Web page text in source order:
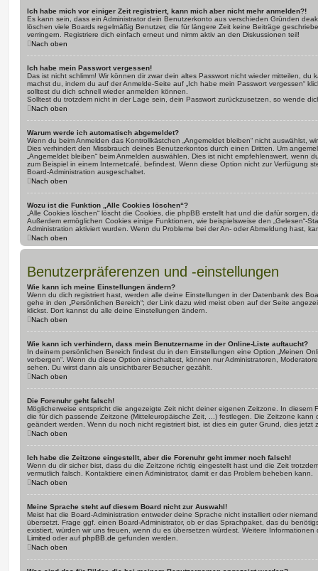
Ich habe mich vor einiger Zeit registriert, kann mich aber nicht mehr anmelden?!
Es kann sein, dass ein Administrator dein Benutzerkonto aus verschieden Gründen
löschen viele Boards regelmäßig Benutzer, die für längere Zeit keine Beiträge
verringern. Registriere dich einfach erneut und nimm aktiv an den Diskussionen teil!
Nach oben
Ich habe mein Passwort vergessen!
Das ist nicht schlimm! Wir können dir zwar dein altes Passwort nicht wieder mitteilen, du
machst du, indem du auf der Anmelde-Seite auf „Ich habe mein Passwort vergessen“
solltest du dich schnell wieder anmelden können.
Solltest du trotzdem nicht in der Lage sein, dein Passwort zurückzusetzen, so wende
Nach oben
Warum werde ich automatisch abgemeldet?
Wenn du beim Anmelden das Kontrollkästchen „Angemeldet bleiben“ nicht auswählst,
Dies verhindert den Missbrauch deines Benutzerkontos durch einen Dritten. Um
„Angemeldet bleiben“ beim Anmelden auswählen. Dies ist nicht empfehlenswert, wenn
zum Beispiel in einem Internetcafé, befindest. Wenn diese Option nicht zur Verfügung
Board-Administration ausgeschaltet.
Nach oben
Wozu ist die Funktion „Alle Cookies löschen“?
„Alle Cookies löschen“ löscht die Cookies, die phpBB erstellt hat und die dafür sorgen,
Außerdem ermöglichen Cookies einige Funktionen, wie beispielsweise den „Gelesen“-
Administration aktiviert wurden. Wenn du Probleme bei der An- oder Abmeldung hast,
Nach oben
Benutzerpräferenzen und -einstellungen
Wie kann ich meine Einstellungen ändern?
Wenn du dich registriert hast, werden alle deine Einstellungen in der Datenbank des
gehe in den „Persönlichen Bereich“; der Link dazu wird meist oben auf der Seite
klickst. Dort kannst du alle deine Einstellungen ändern.
Nach oben
Wie kann ich verhindern, dass mein Benutzername in der Online-Liste auftaucht?
In deinem persönlichen Bereich findest du in den Einstellungen eine Option „Meinen
verbergen“. Wenn du diese Option einschaltest, können nur Administratoren,
sehen. Du wirst dann als unsichtbarer Besucher gezählt.
Nach oben
Die Forenuhr geht falsch!
Möglicherweise entspricht die angezeigte Zeit nicht deiner eigenen Zeitzone. In diesem
die für dich passende Zeitzone (Mitteleuropäische Zeit, ...) festlegen. Die Zeitzone kann
geändert werden. Wenn du noch nicht registriert bist, ist dies ein guter Grund, dies jetzt
Nach oben
Ich habe die Zeitzone eingestellt, aber die Forenuhr geht immer noch falsch!
Wenn du dir sicher bist, dass du die Zeitzone richtig eingestellt hast und die Zeit
vermutlich falsch. Kontaktiere einen Administrator, damit er das Problem beheben kann.
Nach oben
Meine Sprache steht auf diesem Board nicht zur Auswahl!
Meist hat die Board-Administration entweder deine Sprache nicht installiert oder
übersetzt. Frage ggf. einen Board-Administrator, ob er das Sprachpaket, das du
existiert, würden wir uns freuen, wenn du es übersetzen würdest. Weitere
Limited oder auf phpBB.de gefunden werden.
Nach oben